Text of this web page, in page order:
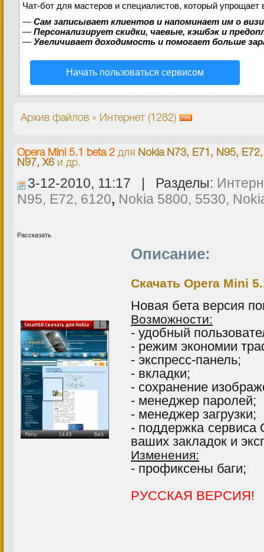
Чат-бот для мастеров и специалистов, который упрощает
— Сам записывает клиентов и напоминает им о
— Персонализирует скидки, чаевые, кэшбэк и
— Увеличивает доходимость и помогает больше
Начать пользоваться сервисом
Архив файлов » Интернет (1282)
Opera Mini 5.1 beta 2 для Nokia N73, E71, N95,
N97, X6 и др.
3-12-2010, 11:17 | Разделы:
N95, E72, 6120, Nokia 5800, 5530,
Рассказать
Описание:
Скачать Opera Mini
Новая бета версия
Возможности:
- удобный
- режим экономии
- экспресс-панель;
- вкладки;
- сохранение
- менеджер паролей;
- менеджер загрузки;
- поддержка сервиса
ваших закладок и
Изменения:
- профиксены баги;
РУССКАЯ ВЕРСИЯ!